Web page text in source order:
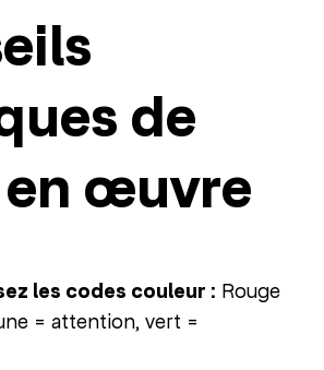
de
œuvre
les codes couleur : Rouge
= attention, vert =